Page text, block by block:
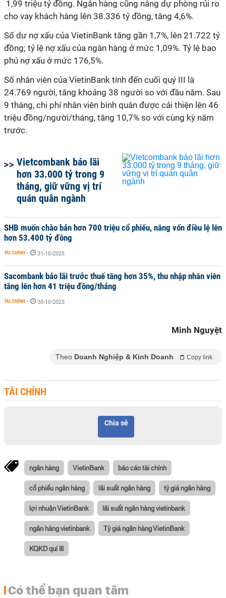
1,99 triệu tỷ đồng. Ngân hàng cũng nâng dự phòng rủi ro
cho vay khách hàng lên 38.336 tỷ đồng, tăng 4,6%.
Số dư nợ xấu của VietinBank tăng gần 1,7%, lên 21.722 tỷ
đồng; tỷ lệ nợ xấu của ngân hàng ở mức 1,09%. Tỷ lệ bao
phủ nợ xấu ở mức 176,5%.
Số nhân viên của VietinBank tính đến cuối quý III là
24.769 người, tăng khoảng 38 người so với đầu năm. Sau
9 tháng, chi phí nhân viên bình quân được cải thiện lên 46
triệu đồng/người/tháng, tăng 10,7% so với cùng kỳ năm
trước.
Vietcombank báo lãi
hơn 33.000 tỷ trong 9
tháng, giữ vững vị trí
quán quân ngành
SHB muốn chào bán hơn 700 triệu cổ phiếu, nâng vốn điều lệ lên
hơn 53.400 tỷ đồng
TÀI CHÍNH - 31-10-2025
Sacombank báo lãi trước thuế tăng hơn 35%, thu nhập nhân viên
tăng lên hơn 41 triệu đồng/tháng
TÀI CHÍNH - 30-10-2025
Minh Nguyệt
Theo Doanh Nghiệp & Kinh Doanh Copy link
TÀI CHÍNH
Chia sẻ
ngân hàng VietinBank báo cáo tài chính
cổ phiếu ngân hàng lãi suất ngân hàng tỷ giá ngân hàng
lợi nhuận VietinBank lãi suất ngân hàng vietinbank
ngân hàng vietinbank Tỷ giá ngân hàng VietinBank
KQKD quí III
Có thể bạn quan tâm